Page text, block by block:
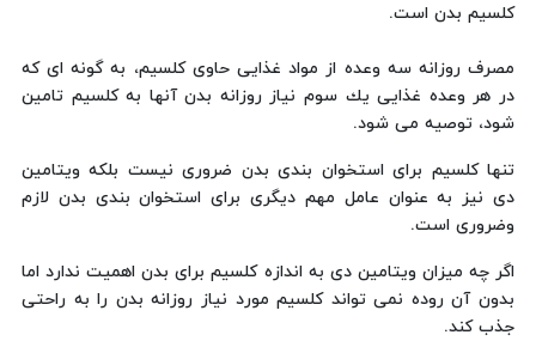
كلسیم بدن است.
مصرف روزانه سه وعده از مواد غذایی حاوی كلسیم، به گونه ای كه
در هر وعده غذایی یك سوم نیاز روزانه بدن آنها به كلسیم تامین
شود، توصیه می شود.
تنها كلسیم برای استخوان بندی بدن ضروری نیست بلكه ویتامین
دی نیز به عنوان عامل مهم دیگری برای استخوان بندی بدن لازم
وضروری است.
اگر چه میزان ویتامین دی به اندازه كلسیم برای بدن اهمیت ندارد اما
بدون آن روده نمی تواند كلسیم مورد نیاز روزانه بدن را به راحتی
جذب كند.